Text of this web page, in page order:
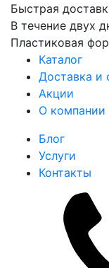
Быстрая
В течение двух
Пластиковая
Каталог
Доставка и
Акции
О компании
Блог
Услуги
Контакты